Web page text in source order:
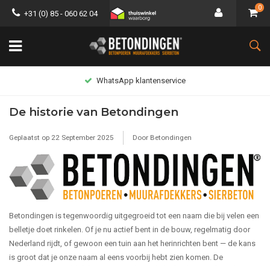
+31 (0) 85 - 060 62 04
0
De historie van Betondingen
Geplaatst op 22 September 2025 Door Betondingen
Betondingen is tegenwoordig uitgegroeid tot een naam die bij velen een
belletje doet rinkelen. Of je nu actief bent in de bouw, regelmatig door
Nederland rijdt, of gewoon een tuin aan het herinrichten bent — de kans
is groot dat je onze naam al eens voorbij hebt zien komen. De